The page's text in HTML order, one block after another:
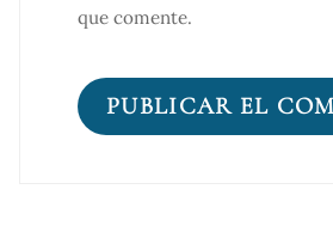
que comente.